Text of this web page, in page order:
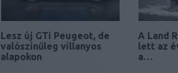
Lesz új GTi Peugeot, de
valószínűleg villanyos
alapokon
A Land
lett az
a…